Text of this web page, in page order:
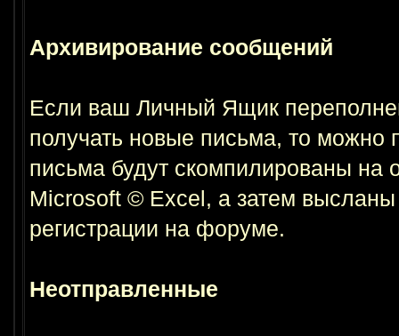
Архивирование сообщений
Если ваш Личный Ящик
получать новые письма, то
письма будут скомпилированы на
Microsoft © Excel, а затем
регистрации на форуме.
Неотправленные